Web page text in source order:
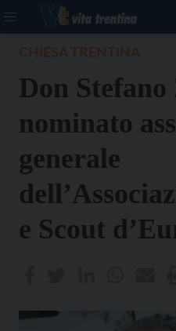
Don Stefano
nominato
generale
e Scout